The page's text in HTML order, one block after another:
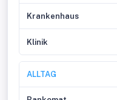
Krankenhaus
Klinik
ALLTAG